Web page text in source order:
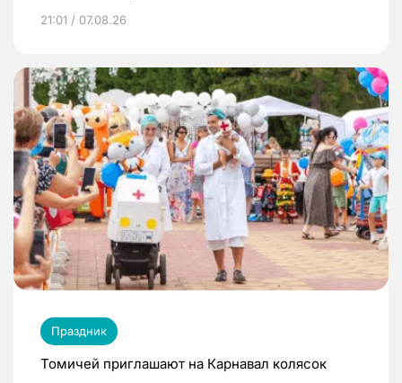
21:01 / 07.08.26
Праздник
Томичей приглашают на Карнавал колясок